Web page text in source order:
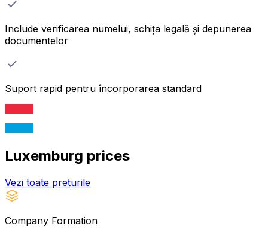
Include verificarea numelui, schița legală și depunerea
documentelor
Suport rapid pentru încorporarea standard
Luxemburg prices
Vezi toate prețurile
Company Formation